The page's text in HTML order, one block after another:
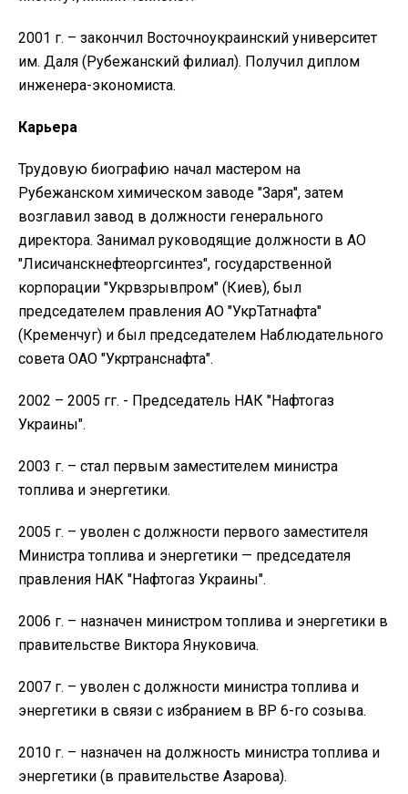
2001 г. – закончил Восточноукраинский университет
им. Даля (Рубежанский филиал). Получил диплом
инженера-экономиста.
Карьера
Трудовую биографию начал мастером на
Рубежанском химическом заводе "Заря", затем
возглавил завод в должности генерального
директора. Занимал руководящие должности в АО
"Лисичанскнефтеоргсинтез", государственной
корпорации "Укрвзрывпром" (Киев), был
председателем правления АО "УкрТатнафта"
(Кременчуг) и был председателем Наблюдательного
совета ОАО "Укртранснафта".
2002 – 2005 гг. - Председатель НАК "Нафтогаз
Украины".
2003 г. – стал первым заместителем министра
топлива и энергетики.
2005 г. – уволен с должности первого заместителя
Министра топлива и энергетики — председателя
правления НАК "Нафтогаз Украины".
2006 г. – назначен министром топлива и энергетики в
правительстве Виктора Януковича.
2007 г. – уволен с должности министра топлива и
энергетики в связи с избранием в ВР 6-го созыва.
2010 г. – назначен на должность министра топлива и
энергетики (в правительстве Азарова).